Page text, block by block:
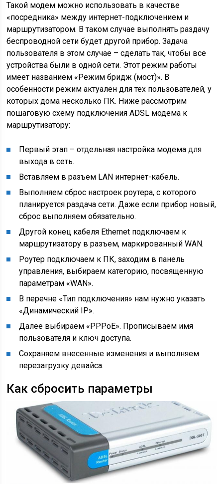
Такой модем можно использовать в качестве
«посредника» между интернет-подключением и
маршрутизатором. В таком случае выполнять раздачу
беспроводной сети будет другой прибор. Задача
пользователя в этом случае – сделать так, чтобы все
устройства были в одной сети. Этот режим работы
имеет названием «Режим бридж (мост)». В
особенности режим актуален для тех пользователей, у
которых дома несколько ПК. Ниже рассмотрим
пошаговую схему подключения ADSL модема к
маршрутизатору:
Первый этап – отдельная настройка модема для
выхода в сеть.
Вставляем в разъем LAN интернет-кабель.
Выполняем сброс настроек роутера, с которого
планируется раздача сети. Даже если прибор новый,
сброс выполняем обязательно.
Другой конец кабеля Ethernet подключаем к
маршрутизатору в разъем, маркированный WAN.
Роутер подключаем к ПК, заходим в панель
управления, выбираем категорию, посвященную
параметрам «WAN».
В перечне «Тип подключения» нам нужно указать
«Динамический IP».
Далее выбираем «PPPoE». Прописываем имя
пользователя и ключ доступа.
Сохраняем внесенные изменения и выполняем
перезагрузку девайса.
Как сбросить параметры